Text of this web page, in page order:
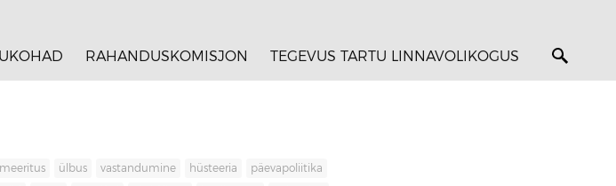
RAHANDUSKOMISJON TEGEVUS TARTU LINNAVOLIKOGUS
ülbus vastandumine hüsteeria päevapoliitika